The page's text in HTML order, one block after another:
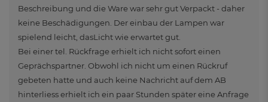
Beschreibung und die Ware war sehr gut Verpackt - daher
keine Beschädigungen. Der einbau der Lampen war
spielend leicht, dasLicht wie erwartet gut.
Bei einer tel. Rückfrage erhielt ich nicht sofort einen
Geprächspartner. Obwohl ich nicht um einen Rückruf
gebeten hatte und auch keine Nachricht auf dem AB
hinterliess erhielt ich ein paar Stunden später eine Anfrage